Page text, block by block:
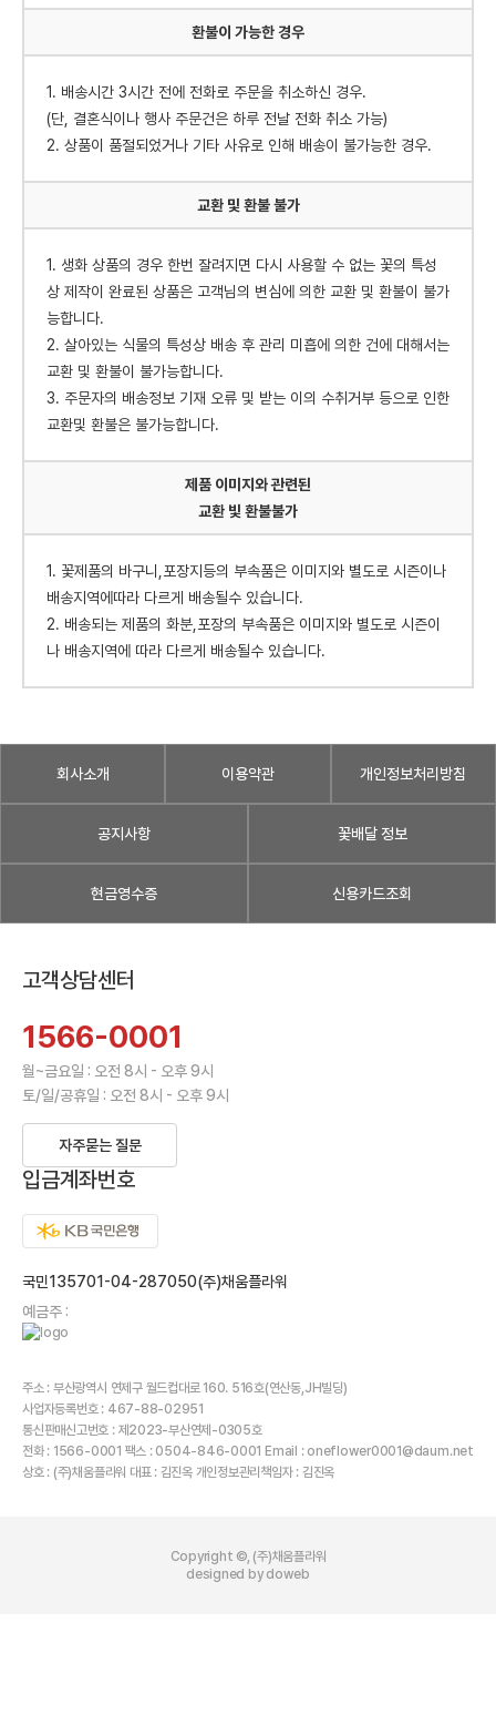
환불이 가능한 경우
1. 배송시간 3시간 전에 전화로 주문을 취소하신 경우.
(단, 결혼식이나 행사 주문건은 하루 전날 전화 취소 가능)
2. 상품이 품절되었거나 기타 사유로 인해 배송이 불가능한 경우.
교환 및 환불 불가
1. 생화 상품의 경우 한번 잘려지면 다시 사용할 수 없는 꽃의 특성
상 제작이 완료된 상품은 고객님의 변심에 의한 교환 및 환불이 불가
능합니다.
2. 살아있는 식물의 특성상 배송 후 관리 미흡에 의한 건에 대해서는
교환 및 환불이 불가능합니다.
3. 주문자의 배송정보 기재 오류 및 받는 이의 수취거부 등으로 인한
교환및 환불은 불가능합니다.
제품 이미지와 관련된
교환 빛 환불불가
1. 꽃제품의 바구니,포장지등의 부속품은 이미지와 별도로 시즌이나
배송지역에따라 다르게 배송될수 있습니다.
2. 배송되는 제품의 화분,포장의 부속품은 이미지와 별도로 시즌이
나 배송지역에 따라 다르게 배송될수 있습니다.
회사소개 이용약관 개인정보처리방침
공지사항 꽃배달 정보
현금영수증 신용카드조회
고객상담센터
1566-0001
월~금요일 : 오전 8시 - 오후 9시
토/일/공휴일 : 오전 8시 - 오후 9시
자주묻는 질문
입금계좌번호
국민135701-04-287050(주)채움플라워
예금주 :
주소 : 부산광역시 연제구 월드컵대로 160. 516호(연산동,JH빌딩)
사업자등록번호 : 467-88-02951
통신판매신고번호 : 제2023-부산연제-0305호
전화 : 1566-0001 팩스 : 0504-846-0001 Email : oneflower0001@daum.net
상호 : (주)채움플라워 대표 : 김진옥 개인정보관리책임자 : 김진옥
Copyright ©, (주)채움플라워
designed by doweb